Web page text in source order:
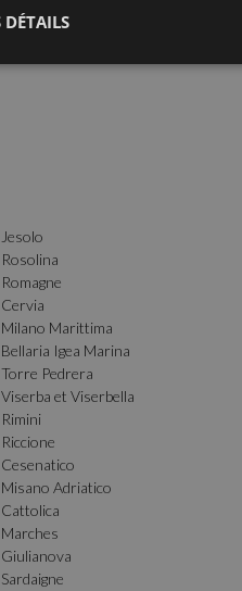
Jesolo
Rosolina
Romagne
Cervia
Milano Marittima
Bellaria Igea Marina
Torre Pedrera
Viserba et Viserbella
Rimini
Riccione
Cesenatico
Misano Adriatico
Cattolica
Marches
Giulianova
Sardaigne
DÉTAILS
.vacancesitaliehotel.com
PHP.net
www.vacancesitaliehotel.com
.vacancesitaliehotel.com
.vacancesitaliehotel.com